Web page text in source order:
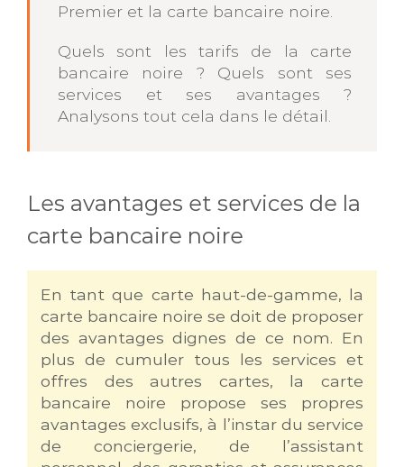
Premier et la carte bancaire noire.
Quels sont les tarifs de la carte
bancaire noire ? Quels sont ses
services et ses avantages ?
Analysons tout cela dans le détail.
Les avantages et services de la
carte bancaire noire
En tant que carte haut-de-gamme, la
carte bancaire noire se doit de proposer
des avantages dignes de ce nom. En
plus de cumuler tous les services et
offres des autres cartes, la carte
bancaire noire propose ses propres
avantages exclusifs, à l’instar du service
de conciergerie, de l’assistant